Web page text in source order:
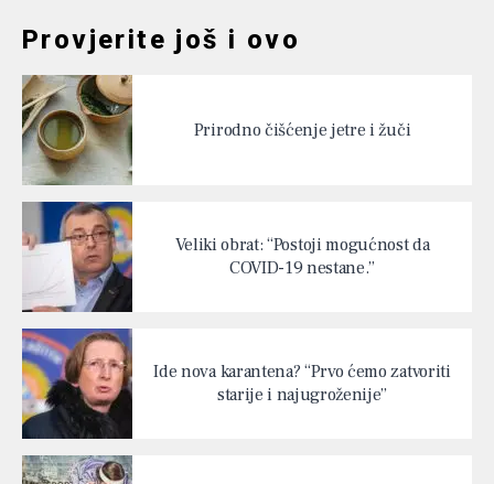
Provjerite još i ovo
Prirodno čišćenje jetre i žuči
Veliki obrat: “Postoji mogućnost da
COVID-19 nestane.”
Ide nova karantena? “Prvo ćemo zatvoriti
starije i najugroženije”